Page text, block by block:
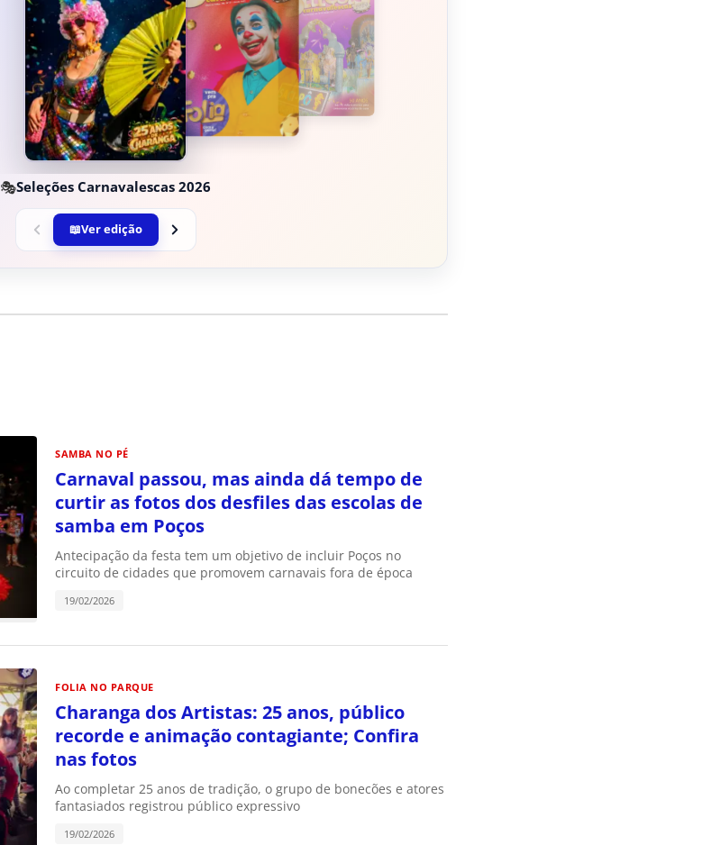
🎭Seleções Carnavalescas 2026
📖Ver edição
SAMBA NO PÉ
Carnaval passou, mas ainda dá tempo de
curtir as fotos dos desfiles das escolas de
samba em Poços
Antecipação da festa tem um objetivo de incluir Poços no
circuito de cidades que promovem carnavais fora de época
19/02/2026
FOLIA NO PARQUE
Charanga dos Artistas: 25 anos, público
recorde e animação contagiante; Confira
nas fotos
Ao completar 25 anos de tradição, o grupo de bonecões e atores
fantasiados registrou público expressivo
19/02/2026